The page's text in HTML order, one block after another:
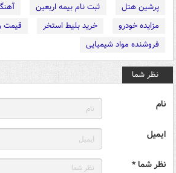
پرشین هتل
ثبت نام بیمه اربعین
مزایده خودرو
خرید بلیط استخر
قیمت
فروشنده مواد شیمیایی
نظر شما
نام
ایمیل
نظر شما *